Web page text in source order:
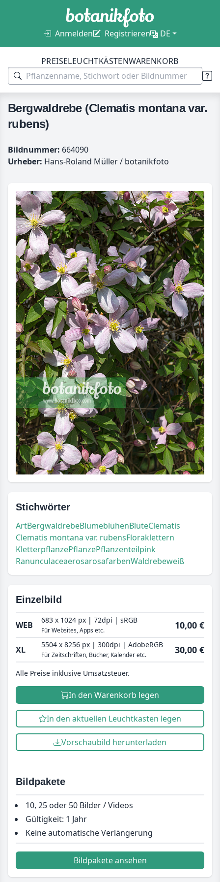
Anmelden Registrieren DE
PREISELEUCHTKÄSTENWARENKORB
Bergwaldrebe (Clematis montana var.
rubens)
Bildnummer: 664090
Urheber: Hans-Roland Müller / botanikfoto
Stichwörter
ArtBergwaldrebeBlumeblühenBlüteClematis
Clematis montana var. rubensFloraklettern
KletterpflanzePflanzePflanzenteilpink
RanunculaceaerosarosafarbenWaldrebeweiß
Einzelbild
WEB 683 x 1024 px | 72dpi | sRGB
Für Websites, Apps etc. 10,00 €
XL 5504 x 8256 px | 300dpi | AdobeRGB
Für Zeitschriften, Bücher, Kalender etc. 30,00 €
Alle Preise inklusive Umsatzsteuer.
In den Warenkorb legen
In den aktuellen Leuchtkasten legen
Vorschaubild herunterladen
Bildpakete
10, 25 oder 50 Bilder / Videos
Gültigkeit: 1 Jahr
Keine automatische Verlängerung
Bildpakete ansehen